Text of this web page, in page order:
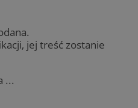
jej treść zostanie
...